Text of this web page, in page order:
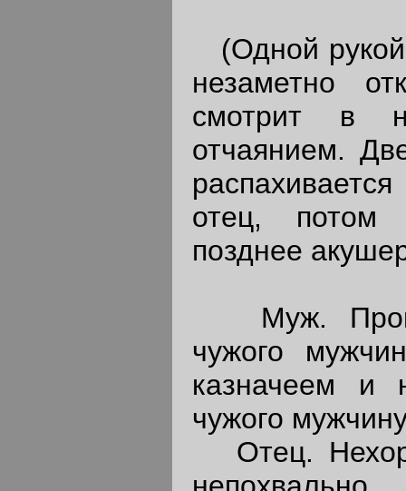
(Одной рукой
незаметно
смотрит в
отчаянием.
отец, потом
позднее
Муж.
чужого
казначеем и
чужого
Отец.